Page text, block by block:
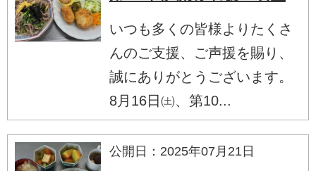
いつも多くの皆様よりたくさ
んのご支援、ご声援を賜り、
誠にありがとうございます。
8月16日㈯、第10...
公開日：2025年07月21日